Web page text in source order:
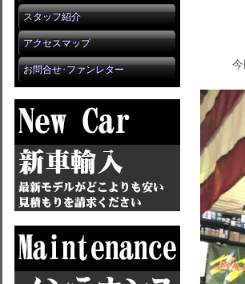
スタッフ紹介
アクセスマップ
お問合せ･ファンレター